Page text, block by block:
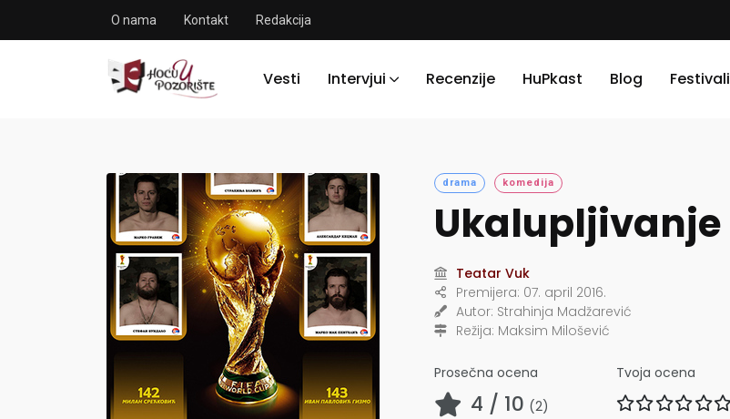
O nama Kontakt Redakcija
Vesti Intervjui Recenzije HuPkast Blog Festivali
drama komedija
Ukalupljivanje
Teatar Vuk
Premijera: 07. april 2016.
Autor: Strahinja Madžarević
Režija: Maksim Milošević
Prosečna ocena
4 / 10 (2)
Tvoja ocena